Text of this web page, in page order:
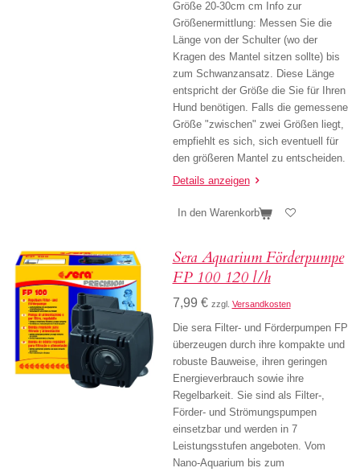
Größe 20-30cm cm Info zur
Größenermittlung: Messen Sie die
Länge von der Schulter (wo der
Kragen des Mantel sitzen sollte) bis
zum Schwanzansatz. Diese Länge
entspricht der Größe die Sie für Ihren
Hund benötigen. Falls die gemessene
Größe "zwischen" zwei Größen liegt,
empfiehlt es sich, sich eventuell für
den größeren Mantel zu entscheiden.
Details anzeigen
In den Warenkorb
Sera Aquarium Förderpumpe
FP 100 120 l/h
7,99 € zzgl. Versandkosten
Die sera Filter- und Förderpumpen FP
überzeugen durch ihre kompakte und
robuste Bauweise, ihren geringen
Energieverbrauch sowie ihre
Regelbarkeit. Sie sind als Filter-,
Förder- und Strömungspumpen
einsetzbar und werden in 7
Leistungsstufen angeboten. Vom
Nano-Aquarium bis zum